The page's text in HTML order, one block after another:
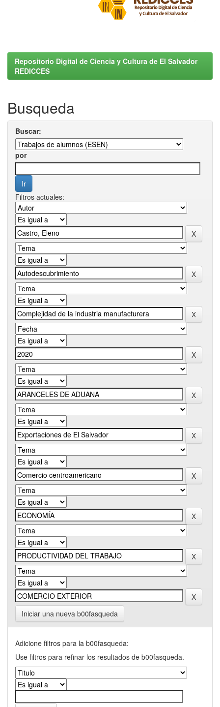
Repositorio Digital de Ciencia y Cultura de El Salvador
REDICCES
Busqueda
Buscar:
por
Filtros actuales:
Iniciar una nueva b00fasqueda
Adicione filtros para la b00fasqueda:
Use filtros para refinar los resultados de b00fasqueda.